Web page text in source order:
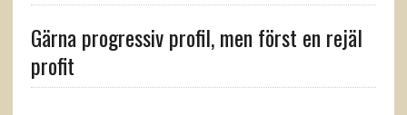
Gärna progressiv profil, men först en rejäl
profit